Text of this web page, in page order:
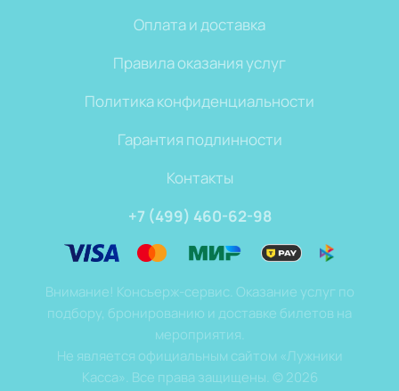
Оплата и доставка
Правила оказания услуг
Политика конфиденциальности
Гарантия подлинности
Контакты
+7 (499) 460-62-98
Внимание! Консьерж-сервис. Оказание услуг по
подбору, бронированию и доставке билетов на
мероприятия.
Не является официальным сайтом «Лужники
Касса». Все права защищены. ©2026